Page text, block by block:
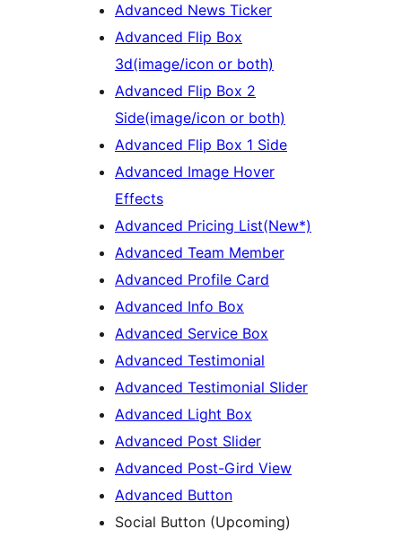
Advanced News Ticker
Advanced Flip Box
3d(image/icon or both)
Advanced Flip Box 2
Side(image/icon or both)
Advanced Flip Box 1 Side
Advanced Image Hover
Effects
Advanced Pricing List(New*)
Advanced Team Member
Advanced Profile Card
Advanced Info Box
Advanced Service Box
Advanced Testimonial
Advanced Testimonial Slider
Advanced Light Box
Advanced Post Slider
Advanced Post-Gird View
Advanced Button
Social Button (Upcoming)